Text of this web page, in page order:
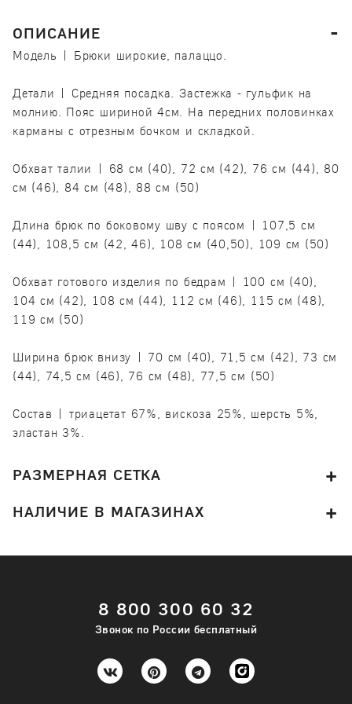
ОПИСАНИЕ
Модель | Брюки широкие, палаццо.
Детали | Средняя посадка. Застежка - гульфик на
молнию. Пояс шириной 4см. На передних половинках
карманы с отрезным бочком и складкой.
Обхват талии | 68 см (40), 72 см (42), 76 см (44), 80
см (46), 84 см (48), 88 см (50)
Длина брюк по боковому шву с поясом | 107,5 см
(44), 108,5 см (42, 46), 108 см (40,50), 109 см (50)
Обхват готового изделия по бедрам | 100 см (40),
104 см (42), 108 см (44), 112 см (46), 115 см (48),
119 см (50)
Ширина брюк внизу | 70 см (40), 71,5 см (42), 73 см
(44), 74,5 см (46), 76 см (48), 77,5 см (50)
Состав | триацетат 67%, вискоза 25%, шерсть 5%,
эластан 3%.
РАЗМЕРНАЯ СЕТКА
НАЛИЧИЕ В МАГАЗИНАХ
8 800 300 60 32
Звонок по России бесплатный